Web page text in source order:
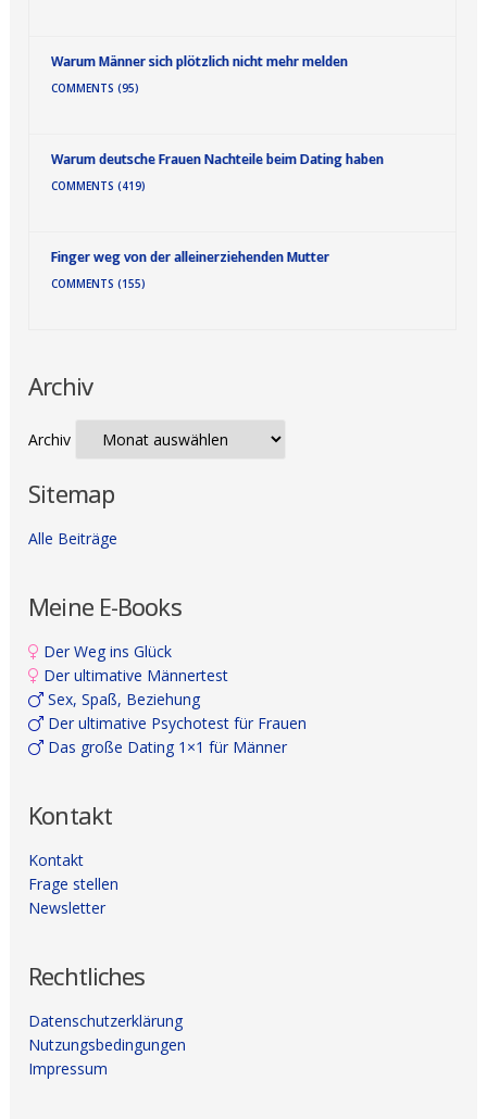
Warum Männer sich plötzlich nicht mehr melden
COMMENTS (95)
Warum deutsche Frauen Nachteile beim Dating haben
COMMENTS (419)
Finger weg von der alleinerziehenden Mutter
COMMENTS (155)
Archiv
Archiv
Sitemap
Alle Beiträge
Meine E-Books
Der Weg ins Glück
Der ultimative Männertest
Sex, Spaß, Beziehung
Der ultimative Psychotest für Frauen
Das große Dating 1×1 für Männer
Kontakt
Kontakt
Frage stellen
Newsletter
Rechtliches
Datenschutzerklärung
Nutzungsbedingungen
Impressum